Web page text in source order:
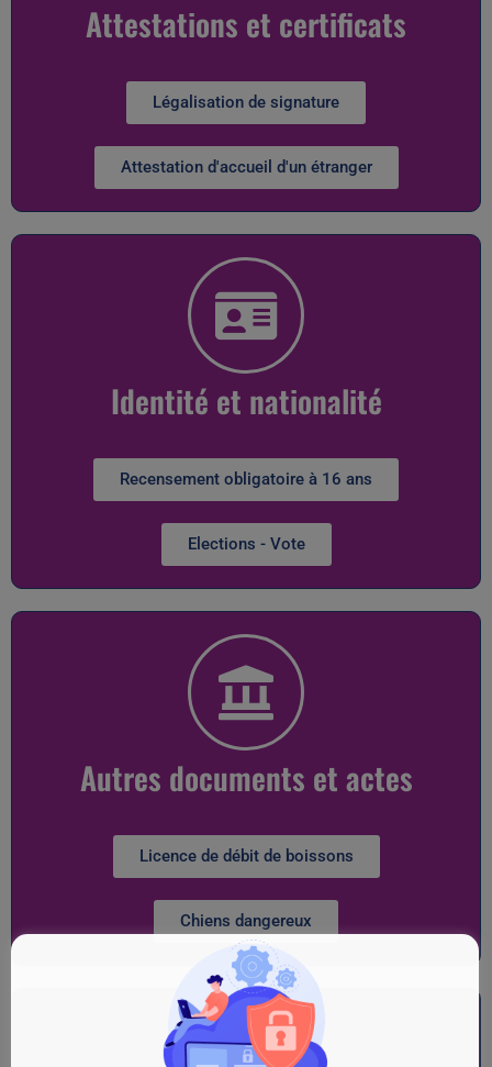
Attestations et certificats
Légalisation de signature
Attestation d'accueil d'un étranger
Identité et nationalité
Recensement obligatoire à 16 ans
Elections - Vote
Autres documents et actes
Licence de débit de boissons
Chiens dangereux